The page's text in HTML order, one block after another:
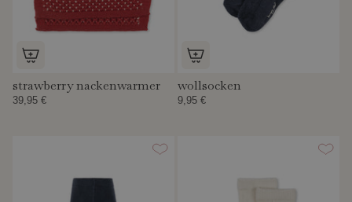
strawberry nackenwarmer
39,95 €
wollsocken
9,95 €